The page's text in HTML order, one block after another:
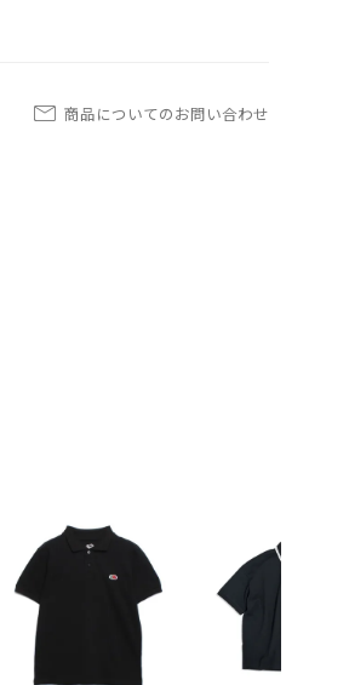
商品についてのお問い合わせ